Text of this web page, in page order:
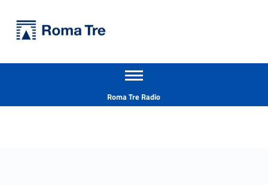
Prof. GIANLUCA BERTOLOTTI - Università Roma Tre
Apri il menu secondario
Roma Tre Radio